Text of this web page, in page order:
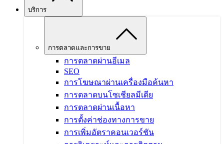
บริการ
การตลาดและการขาย
การตลาดผ่านอีเมล
SEO
การโฆษณาผ่านเครื่องมือค้นหา
การตลาดบนโซเชียลมีเดีย
การตลาดผ่านเนื้อหา
การตั้งค่าช่องทางการขาย
การเพิ่มอัตราคอนเวอร์ชัน